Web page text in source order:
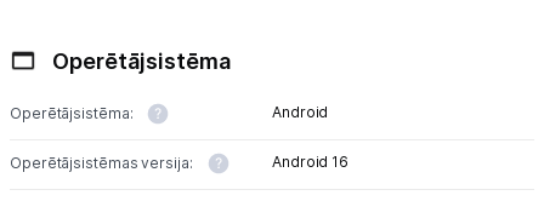
Operētājsistēma
Operētājsistēma: Android
Operētājsistēmas versija: Android 16